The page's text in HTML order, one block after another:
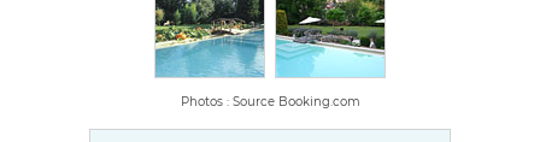
Photos : Source Booking.com